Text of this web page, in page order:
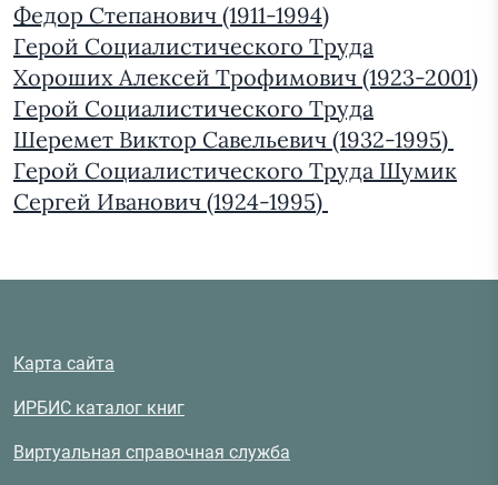
Федор Степанович (1911-1994)
Герой Социалистического Труда
Хороших Алексей Трофимович (1923-2001)
Герой Социалистического Труда
Шеремет Виктор Савельевич (1932-1995)
Герой Социалистического Труда Шумик
Сергей Иванович (1924-1995)
Карта сайта
ИРБИС каталог книг
Виртуальная справочная служба